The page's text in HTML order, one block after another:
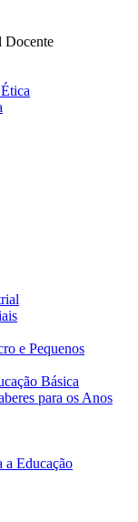
Docente
e Pequenos
Básica
para os Anos
a Educação